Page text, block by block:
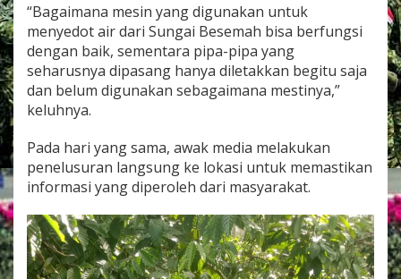
“Bagaimana mesin yang digunakan untuk
menyedot air dari Sungai Besemah bisa berfungsi
dengan baik, sementara pipa-pipa yang
seharusnya dipasang hanya diletakkan begitu saja
dan belum digunakan sebagaimana mestinya,”
keluhnya.
Pada hari yang sama, awak media melakukan
penelusuran langsung ke lokasi untuk memastikan
informasi yang diperoleh dari masyarakat.